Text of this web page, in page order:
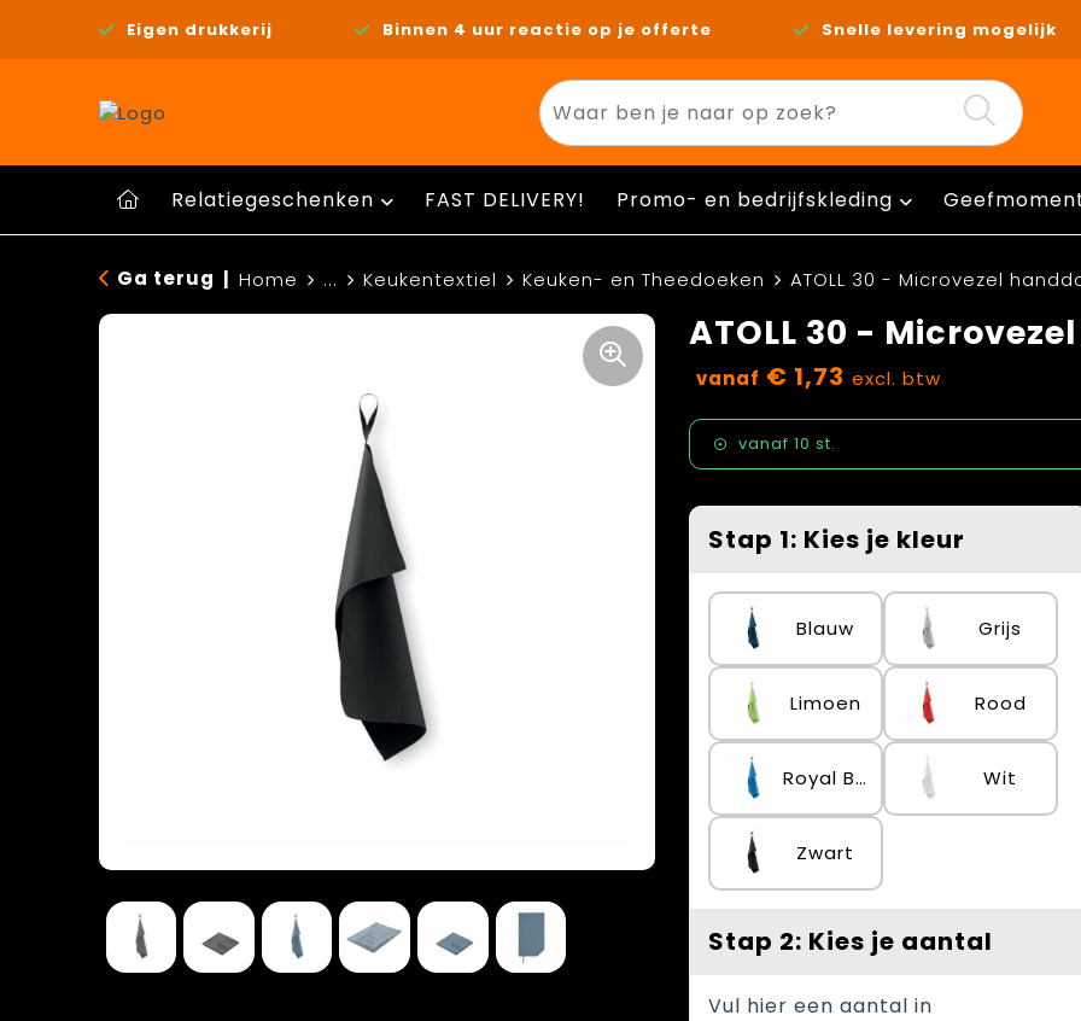
Eigen drukkerij Binnen 4 uur reactie op je offerte Snelle levering mogelijk
Relatiegeschenken FAST DELIVERY! Promo- en bedrijfskleding
Ga terug Home ... Keukentextiel Keuken- en Theedoeken ATOLL 30 - Microvezel
ATOLL 30 -
vanaf € 1,73 excl. btw
vanaf 10 st.
Stap 1: Kies je kleur
Blauw Grijs
Limoen Rood
Royal Blauw Wit
Zwart
Stap 2: Kies je aantal
Vul hier een aantal in